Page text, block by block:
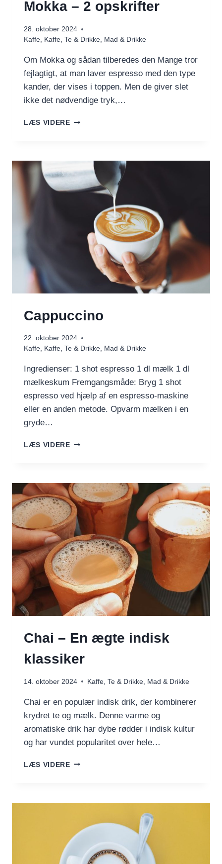
Mokka – 2 opskrifter
28. oktober 2024
Kaffe, Kaffe, Te & Drikke, Mad & Drikke
Om Mokka og sådan tilberedes den Mange tror
fejlagtigt, at man laver espresso med den type
kander, der vises i toppen. Men de giver slet
ikke det nødvendige tryk,…
LÆS VIDEREMOKKA
Cappuccino
22. oktober 2024
Kaffe, Kaffe, Te & Drikke, Mad & Drikke
Ingredienser: 1 shot espresso 1 dl mælk 1 dl
mælkeskum Fremgangsmåde: Bryg 1 shot
espresso ved hjælp af en espresso-maskine
eller en anden metode. Opvarm mælken i en
gryde…
LÆS VIDERECAPPUCCINO
Chai – En ægte indisk
klassiker
14. oktober 2024 Kaffe, Te & Drikke Mad & Drikke
Chai er en populær indisk drik, der kombinerer
krydret te og mælk. Denne varme og
aromatiske drik har dybe rødder i indisk kultur
og har vundet popularitet over hele…
LÆS VIDERECHAI
INDISK